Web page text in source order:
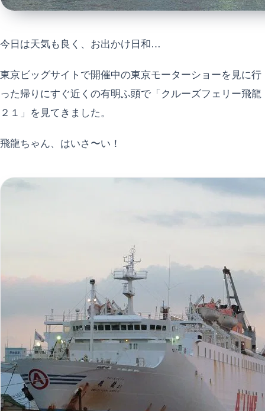
今日は天気も良く、お出かけ日和…
東京ビッグサイトで開催中の東京モーターショーを見に行
った帰りにすぐ近くの有明ふ頭で「クルーズフェリー飛龍
２１」を見てきました。
飛龍ちゃん、はいさ〜い！